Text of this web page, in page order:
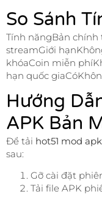
So Sánh
Tính năngBản chính
streamGiới
khóaCoin miễn
hạn quốc
Hướng
APK Bản
Để tải hot51 mod
sau:
Gỡ cài đặt
Tải file APK